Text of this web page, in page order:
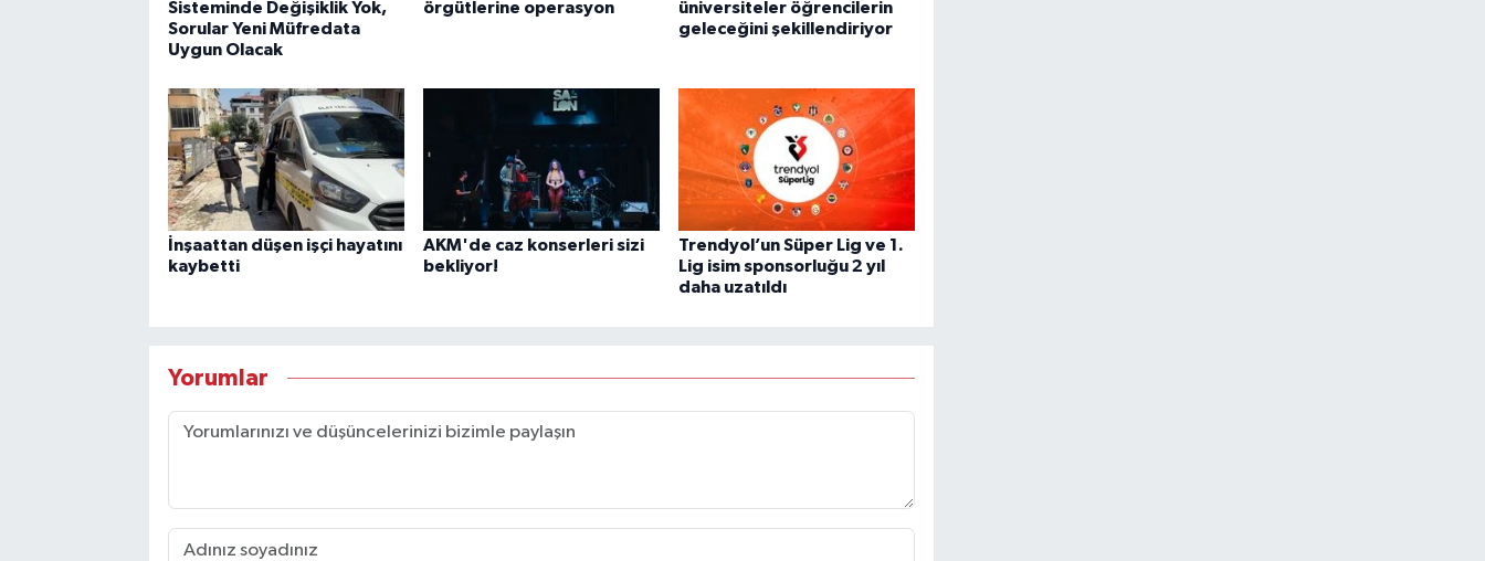
Sisteminde Değişiklik Yok,
Sorular Yeni Müfredata
Uygun Olacak
örgütlerine operasyon
üniversiteler öğrencilerin
geleceğini şekillendiriyor
İnşaattan düşen işçi hayatını
kaybetti
AKM'de caz konserleri sizi
bekliyor!
Trendyol’un Süper Lig ve 1.
Lig isim sponsorluğu 2 yıl
daha uzatıldı
Yorumlar